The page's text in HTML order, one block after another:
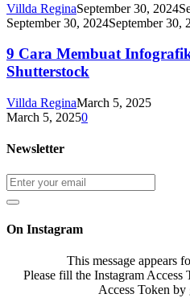
Villda ReginaSeptember 30, 2024
September 30, 2024September 30,
9 Cara Membuat
Shutterstock
Villda ReginaMarch 5, 2025
March 5, 20250
Newsletter
On Instagram
This message appears
Please fill the Instagram Access
Access Token by